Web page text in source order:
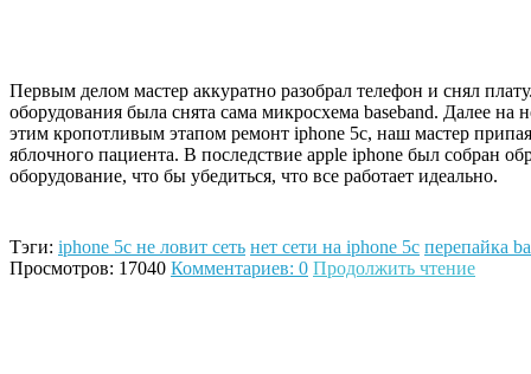
Первым делом мастер аккуратно разобрал телефон и снял
оборудования была снята сама микросхема baseband. Далее
этим кропотливым этапом ремонт iphone 5c, наш мастер
яблочного пациента. В последствие apple iphone был собран
оборудование, что бы убедиться, что все работает идеально.
Тэги: iphone 5c не ловит сеть нет сети на iphone 5c перепайка
Просмотров: 17040 Комментариев: 0 Продолжить чтение